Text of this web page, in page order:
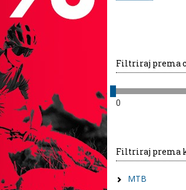
Filtriraj prema
0
Filtriraj prema
MTB